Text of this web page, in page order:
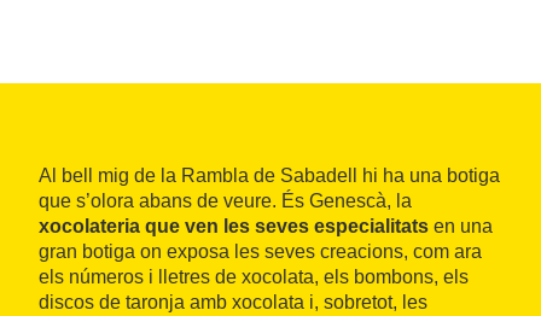
Al bell mig de la Rambla de Sabadell hi ha una botiga
que s’olora abans de veure. És Genescà, la
xocolateria que ven les seves especialitats en una
gran botiga on exposa les seves creacions, com ara
els números i lletres de xocolata, els bombons, els
discos de taronja amb xocolata i, sobretot, les